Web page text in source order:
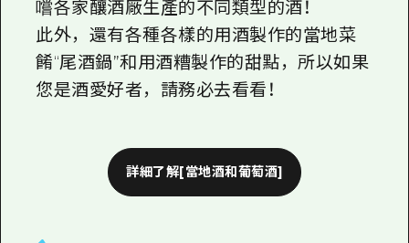
嚐各家釀酒廠生產的不同類型的酒！
此外，還有各種各樣的用酒製作的當地菜
餚“尾酒鍋”和用酒糟製作的甜點，所以如果
您是酒愛好者，請務必去看看！
詳細了解[當地酒和葡萄酒]